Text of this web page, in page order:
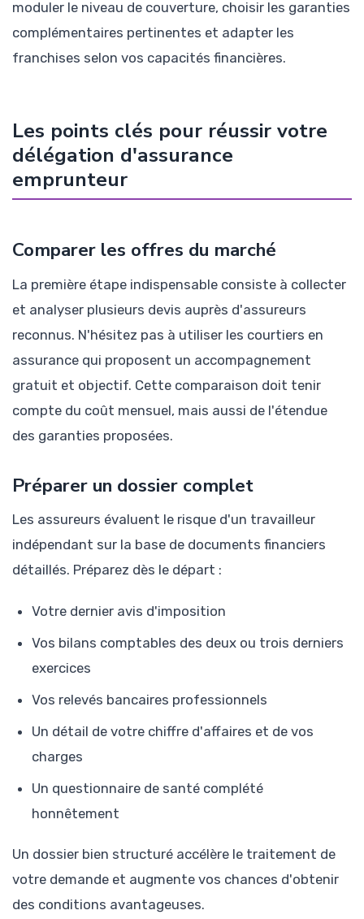
moduler le niveau de couverture, choisir les garanties
complémentaires pertinentes et adapter les
franchises selon vos capacités financières.
Les points clés pour réussir votre
délégation d'assurance
emprunteur
Comparer les offres du marché
La première étape indispensable consiste à collecter
et analyser plusieurs devis auprès d'assureurs
reconnus. N'hésitez pas à utiliser les courtiers en
assurance qui proposent un accompagnement
gratuit et objectif. Cette comparaison doit tenir
compte du coût mensuel, mais aussi de l'étendue
des garanties proposées.
Préparer un dossier complet
Les assureurs évaluent le risque d'un travailleur
indépendant sur la base de documents financiers
détaillés. Préparez dès le départ :
Votre dernier avis d'imposition
Vos bilans comptables des deux ou trois derniers
exercices
Vos relevés bancaires professionnels
Un détail de votre chiffre d'affaires et de vos
charges
Un questionnaire de santé complété
honnêtement
Un dossier bien structuré accélère le traitement de
votre demande et augmente vos chances d'obtenir
des conditions avantageuses.